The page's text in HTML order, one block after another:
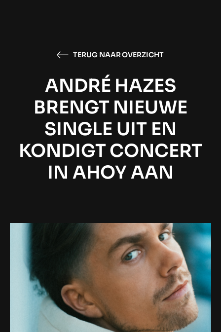
TERUG NAAR OVERZICHT
ANDRÉ HAZES
BRENGT NIEUWE
SINGLE UIT EN
KONDIGT CONCERT
IN AHOY AAN